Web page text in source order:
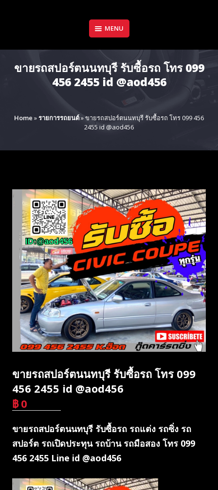
MENU
ขายรถสปอร์ตนนทบุรี รับซื้อรถ โทร 099
456 2455 id @aod456
Home »รายการรถยนต์»ขายรถสปอร์ตนนทบุรี รับซื้อรถ โทร 099 456
2455 id @aod456
ขายรถสปอร์ตนนทบุรี รับซื้อรถ โทร 099
456 2455 id @aod456
฿ 0
ขายรถสปอร์ตนนทบุรี รับซื้อรถ รถแต่ง รถซิ่ง รถ
สปอร์ต รถเปิดประทุน รถบ้าน รถมือสอง โทร 099
456 2455 Line id @aod456